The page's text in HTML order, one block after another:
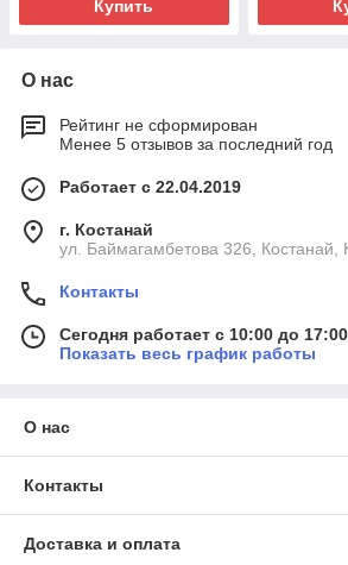
Купить
О нас
Рейтинг не сформирован
Менее 5 отзывов за последний год
Работает с 22.04.2019
г. Костанай
ул. Баймагамбетова 326, Костанай,
Контакты
Сегодня работает с 10:00 до 17:00
Показать весь график работы
О нас
Контакты
Доставка и оплата